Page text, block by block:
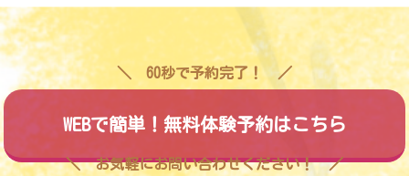
60秒で予約完了！
WEBで簡単！無料体験予約はこちら
お気軽にお問い合わせください！